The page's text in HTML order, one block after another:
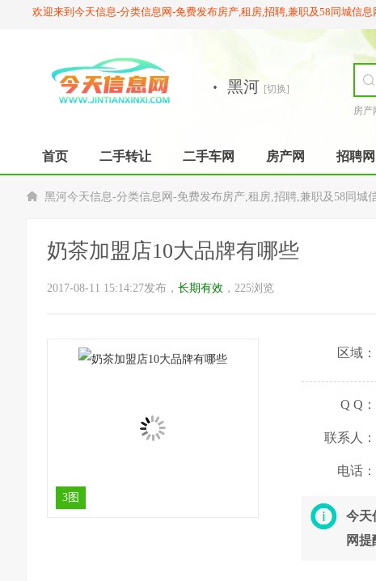
欢迎来到今天信息-分类信息网-免费发布房产,租房,招聘,兼职及58同城信息
· 黑河 [切换]
房产
首页 二手转让 二手车网 房产网 招聘网
黑河今天信息-分类信息网-免费发布房产,租房,招聘,兼职及58同城
奶茶加盟店10大品牌有哪些
2017-08-11 15:14:27发布， 长期有效 ，225浏览
3图
区域：
Q Q：
联系人：
电话：
今天
网提